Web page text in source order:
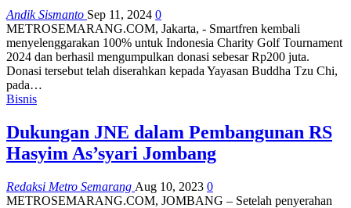
Andik Sismanto Sep 11, 2024 0
METROSEMARANG.COM, Jakarta, - Smartfren kembali
menyelenggarakan 100% untuk Indonesia Charity Golf Tournament
2024 dan berhasil mengumpulkan donasi sebesar Rp200 juta.
Donasi tersebut telah diserahkan kepada Yayasan Buddha Tzu Chi,
pada…
Bisnis
Dukungan JNE dalam Pembangunan RS
Hasyim As’syari Jombang
Redaksi Metro Semarang Aug 10, 2023 0
METROSEMARANG.COM, JOMBANG – Setelah penyerahan